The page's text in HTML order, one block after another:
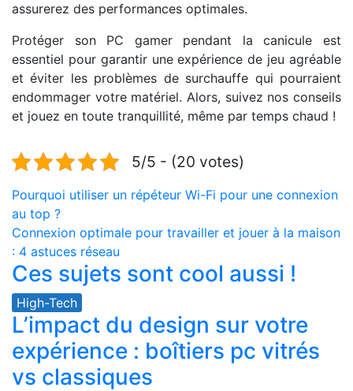
assurerez des performances optimales.
Protéger son PC gamer pendant la canicule est
essentiel pour garantir une expérience de jeu agréable
et éviter les problèmes de surchauffe qui pourraient
endommager votre matériel. Alors, suivez nos conseils
et jouez en toute tranquillité, même par temps chaud !
5/5 - (20 votes)
Navigation
de
l’article
Pourquoi utiliser un répéteur Wi-Fi pour une connexion
au top ?
Connexion optimale pour travailler et jouer à la maison
: 4 astuces réseau
Ces sujets sont cool aussi !
High-Tech
L’impact du design sur votre
expérience : boîtiers pc vitrés
vs classiques